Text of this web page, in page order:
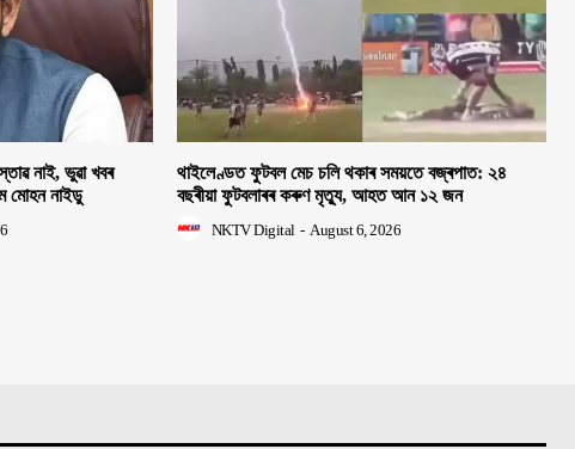
নাই, ভুৱা খবৰ
মোহন নাইডু
থাইলেণ্ডত ফুটবল মেচ চলি থকাৰ সময়তে বজ্ৰপাত: ২৪
বছৰীয়া ফুটবলাৰৰ কৰুণ মৃত্যু, আহত আন ১২ জন
NKTV Digital - August 6, 2026